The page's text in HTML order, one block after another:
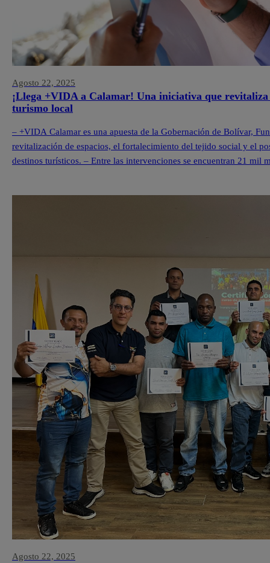
Agosto 22, 2025
¡Llega +VIDA a Calamar! Una iniciativa que
turismo local
– +VIDA Calamar es una apuesta de la Gobernación de Bolívar,
revitalización de espacios, el fortalecimiento del tejido social y el
destinos turísticos. – Entre las intervenciones se encuentran 21 mil
Agosto 22, 2025